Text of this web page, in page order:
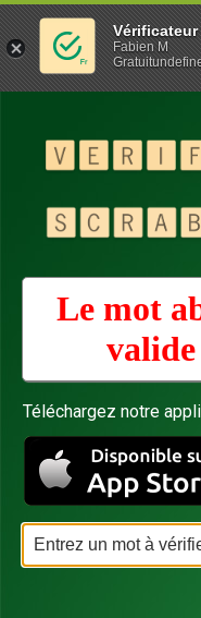
Le mot
Téléchargez notre
Fabien M